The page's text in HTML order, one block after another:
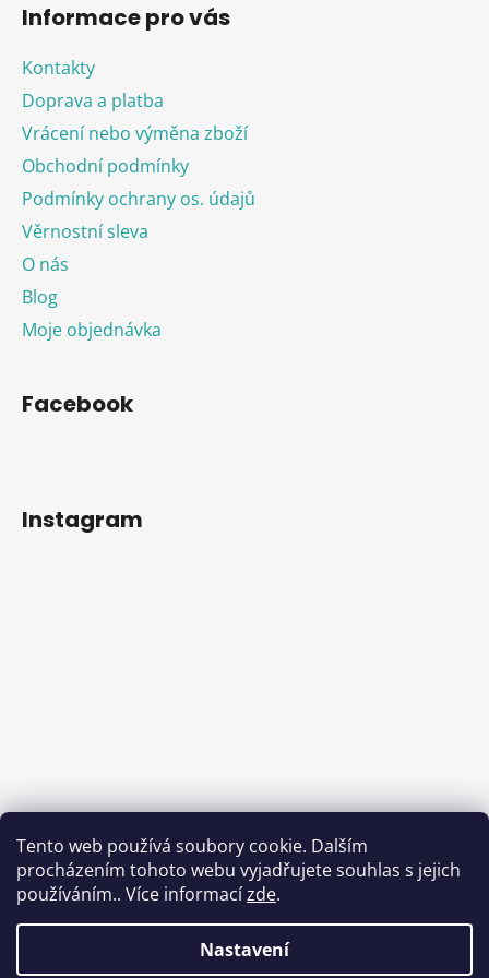
Tento web používá soubory cookie. Dalším
procházením tohoto webu vyjadřujete souhlas s jejich
používáním.. Více informacízde.
Nastavení
Informace pro vás
Kontakty
Doprava a platba
Vrácení nebo výměna zboží
Obchodní podmínky
Podmínky ochrany os. údajů
Věrnostní sleva
O nás
Blog
Moje objednávka
Facebook
Instagram